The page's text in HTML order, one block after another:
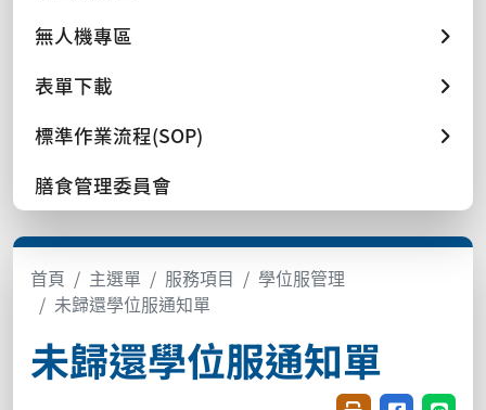
無人機專區
表單下載
標準作業流程(SOP)
膳食管理委員會
首頁 主選單 服務項目
學位服管理
未歸還學位服通知單
未歸還學位服通知單